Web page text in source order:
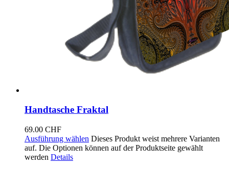
Handtasche Fraktal
69.00 CHF
Ausführung wählen Dieses Produkt weist mehrere Varianten
auf. Die Optionen können auf der Produktseite gewählt
werden Details